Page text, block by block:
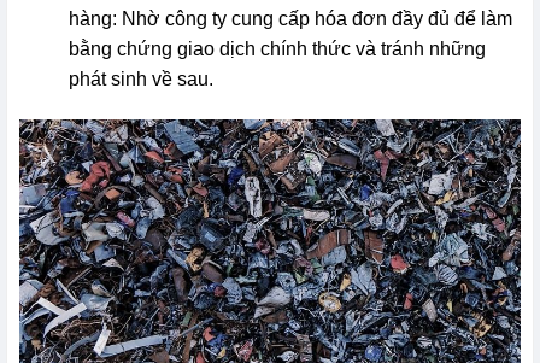
hàng: Nhờ công ty cung cấp hóa đơn đầy đủ để làm
bằng chứng giao dịch chính thức và tránh những
phát sinh về sau.